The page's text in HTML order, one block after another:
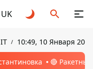
UK
10:49, 10 Января 2022
🔴